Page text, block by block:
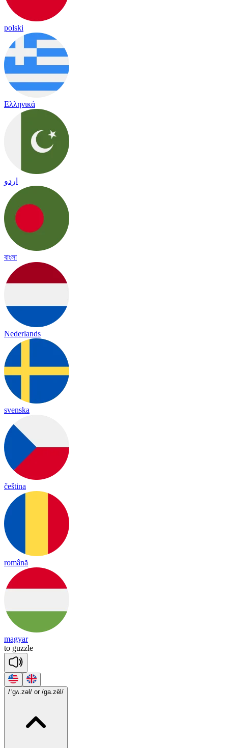
polski
Ελληνικά
اردو
বাংলা
Nederlands
svenska
čeština
română
magyar
to guzzle
/ˈgʌ.zəl/ or /ga.zēl/